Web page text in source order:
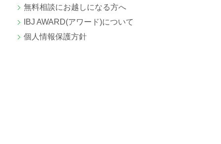
無料相談にお越しになる方へ
IBJ AWARD(アワード)について
個人情報保護方針